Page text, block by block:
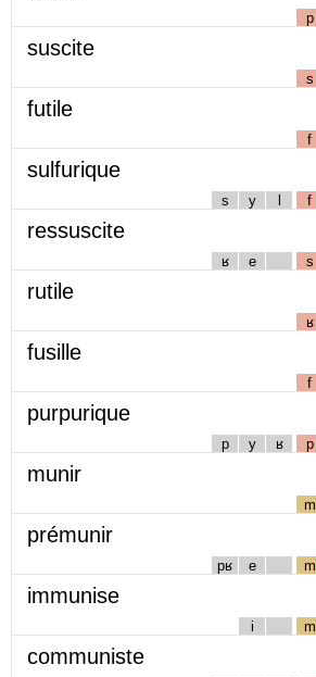
p
suscite
s
futile
f
sulfurique
s y l f
ressuscite
ʁ e s
rutile
ʁ
fusille
f
purpurique
p y ʁ p
munir
m
prémunir
pʁ e m
immunise
i m
communiste